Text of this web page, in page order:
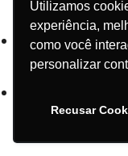
Utilizamos
experiência,
como você
personalizar
Recusar
ensinar a usá-la
Confiar
humana, erros
Ignorar dados e
sensível sem